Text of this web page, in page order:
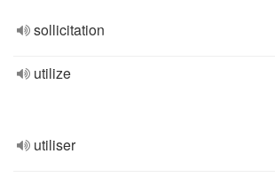
sollicitation
utilize
utiliser